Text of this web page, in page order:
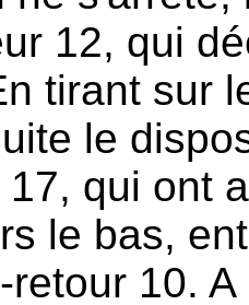
12, qui
tirant sur
le
qui ont
le bas,
10.